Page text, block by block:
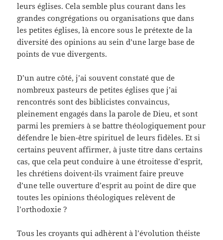
leurs églises. Cela semble plus courant dans les
grandes congrégations ou organisations que dans
les petites églises, là encore sous le prétexte de la
diversité des opinions au sein d’une large base de
points de vue divergents.
D’un autre côté, j’ai souvent constaté que de
nombreux pasteurs de petites églises que j’ai
rencontrés sont des biblicistes convaincus,
pleinement engagés dans la parole de Dieu, et sont
parmi les premiers à se battre théologiquement pour
défendre le bien-être spirituel de leurs fidèles. Et si
certains peuvent affirmer, à juste titre dans certains
cas, que cela peut conduire à une étroitesse d’esprit,
les chrétiens doivent-ils vraiment faire preuve
d’une telle ouverture d’esprit au point de dire que
toutes les opinions théologiques relèvent de
l’orthodoxie ?
Tous les croyants qui adhèrent à l’évolution théiste